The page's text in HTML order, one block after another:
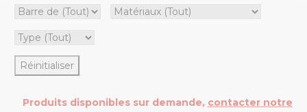
Réinitialiser
Produits disponibles sur demande, contacter notre